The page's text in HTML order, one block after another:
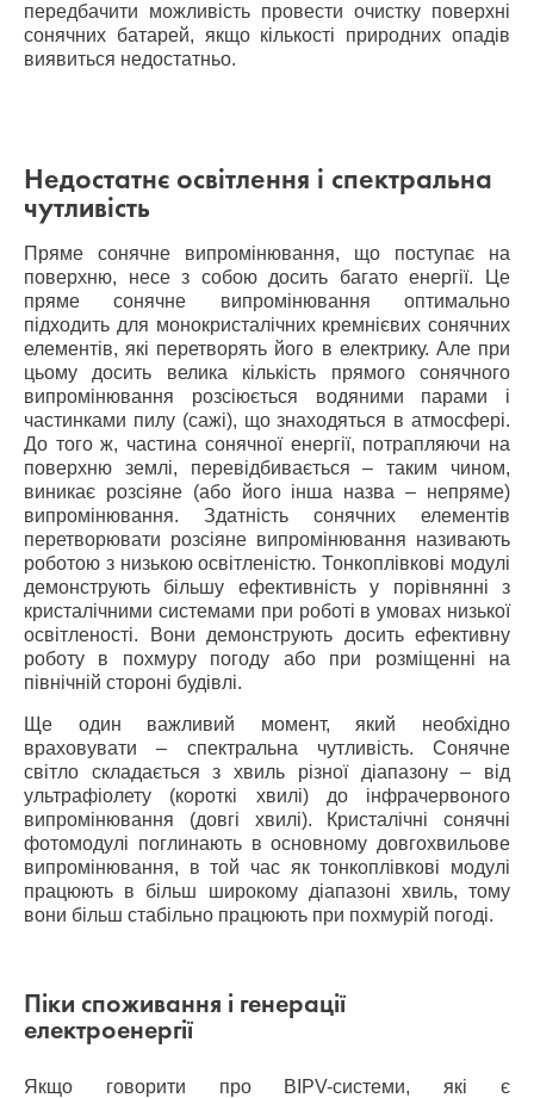
передбачити можливість провести очистку поверхні
сонячних батарей, якщо кількості природних опадів
виявиться недостатньо.
Недостатнє освітлення і спектральна
чутливість
Пряме сонячне випромінювання, що поступає на
поверхню, несе з собою досить багато енергії. Це
пряме сонячне випромінювання оптимально
підходить для монокристалічних кремнієвих сонячних
елементів, які перетворять його в електрику. Але при
цьому досить велика кількість прямого сонячного
випромінювання розсіюється водяними парами і
частинками пилу (сажі), що знаходяться в атмосфері.
До того ж, частина сонячної енергії, потрапляючи на
поверхню землі, перевідбивається – таким чином,
виникає розсіяне (або його інша назва – непряме)
випромінювання. Здатність сонячних елементів
перетворювати розсіяне випромінювання називають
роботою з низькою освітленістю. Тонкоплівкові модулі
демонструють більшу ефективність у порівнянні з
кристалічними системами при роботі в умовах низької
освітленості. Вони демонструють досить ефективну
роботу в похмуру погоду або при розміщенні на
північній стороні будівлі.
Ще один важливий момент, який необхідно
враховувати – спектральна чутливість. Сонячне
світло складається з хвиль різної діапазону – від
ультрафіолету (короткі хвилі) до інфрачервоного
випромінювання (довгі хвилі). Кристалічні сонячні
фотомодулі поглинають в основному довгохвильове
випромінювання, в той час як тонкоплівкові модулі
працюють в більш широкому діапазоні хвиль, тому
вони більш стабільно працюють при похмурій погоді.
Піки споживання і генерації
електроенергії
Якщо говорити про BIPV-системи, які є